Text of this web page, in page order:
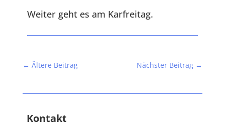
Weiter geht es am Karfreitag.
← Ältere Beitrag Nächster Beitrag →
Kontakt